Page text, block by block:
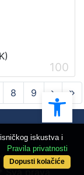
100
8 9
Znanstvene
Sva prava
iskustva i
Pravila privatnosti
Dopusti kolačiće